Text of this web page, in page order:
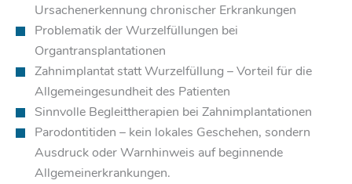
Ursachenerkennung chronischer Erkrankungen
Problematik der Wurzelfüllungen bei
Organtransplantationen
Zahnimplantat statt Wurzelfüllung – Vorteil für die
Allgemeingesundheit des Patienten
Sinnvolle Begleittherapien bei Zahnimplantationen
Parodontitiden – kein lokales Geschehen, sondern
Ausdruck oder Warnhinweis auf beginnende
Allgemeinerkrankungen.